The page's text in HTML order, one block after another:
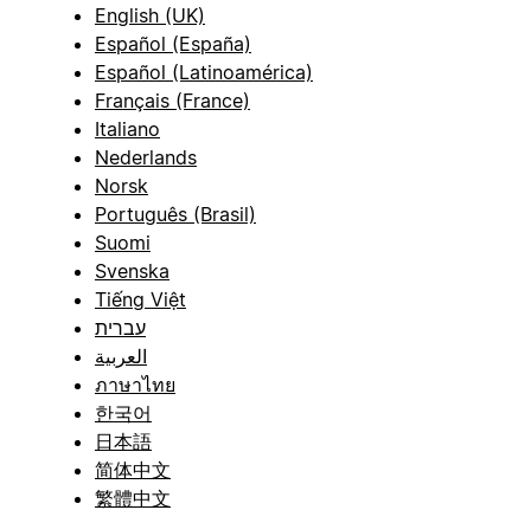
English (UK)
Español (España)
Español (Latinoamérica)
Français (France)
Italiano
Nederlands
Norsk
Português (Brasil)
Suomi
Svenska
Tiếng Việt
עברית
العربية
ภาษาไทย
한국어
日本語
简体中文
繁體中文